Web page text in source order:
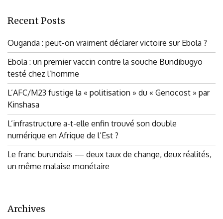
Recent Posts
Ouganda : peut-on vraiment déclarer victoire sur Ebola ?
Ebola : un premier vaccin contre la souche Bundibugyo
testé chez l’homme
L’AFC/M23 fustige la « politisation » du « Genocost » par
Kinshasa
L’infrastructure a-t-elle enfin trouvé son double
numérique en Afrique de l’Est ?
Le franc burundais — deux taux de change, deux réalités,
un même malaise monétaire
Archives